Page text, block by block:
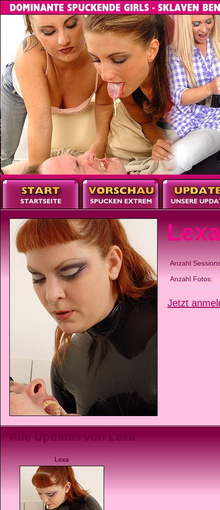
Anzahl
Anzahl Fotos:
Jetzt
Alle Updates von Lexa
Lexa